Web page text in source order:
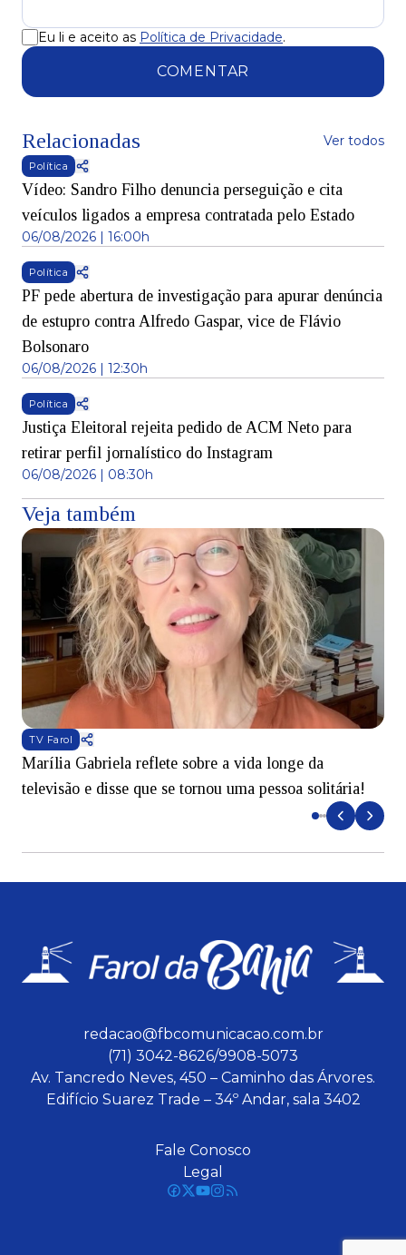
Eu li e aceito as Política de Privacidade.
COMENTAR
Relacionadas Ver todos
Política
Vídeo: Sandro Filho denuncia perseguição e cita
veículos ligados a empresa contratada pelo Estado
06/08/2026 | 16:00h
Política
PF pede abertura de investigação para apurar denúncia
de estupro contra Alfredo Gaspar, vice de Flávio
Bolsonaro
06/08/2026 | 12:30h
Política
Justiça Eleitoral rejeita pedido de ACM Neto para
retirar perfil jornalístico do Instagram
06/08/2026 | 08:30h
Veja também
TV Farol
Marília Gabriela reflete sobre a vida longe da
televisão e disse que se tornou uma pessoa solitária!
redacao@fbcomunicacao.com.br
(71) 3042-8626/9908-5073
Av. Tancredo Neves, 450 – Caminho das Árvores.
Edifício Suarez Trade – 34º Andar, sala 3402
Fale Conosco
Legal